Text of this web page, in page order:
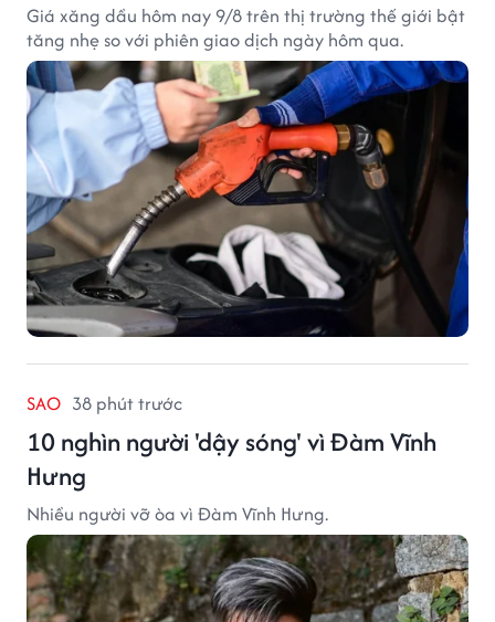
Giá xăng dầu hôm nay 9/8 trên thị trường thế giới bật
tăng nhẹ so với phiên giao dịch ngày hôm qua.
SAO 38 phút trước
10 nghìn người 'dậy sóng' vì Đàm Vĩnh
Hưng
Nhiều người vỡ òa vì Đàm Vĩnh Hưng.